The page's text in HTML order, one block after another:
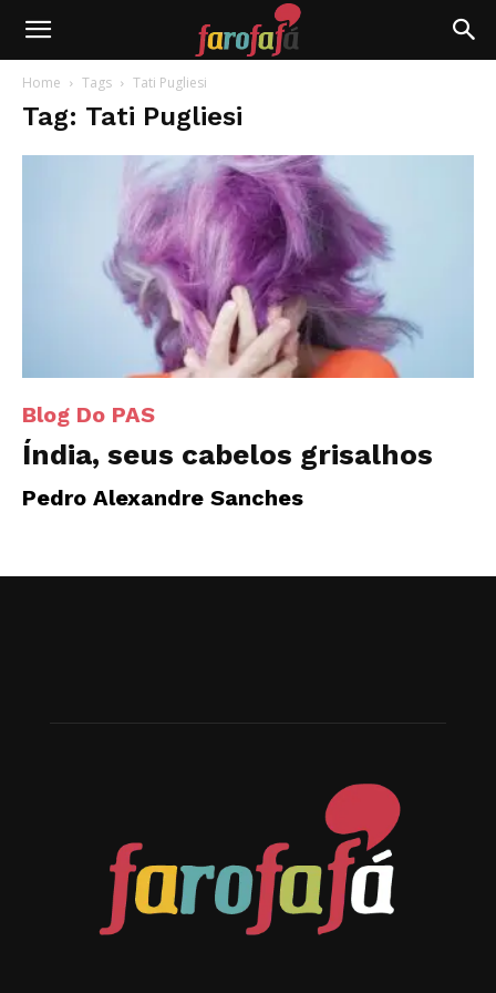
Farofafá
Home Tags Tati Pugliesi
Tag: Tati Pugliesi
Blog Do PAS
Índia, seus cabelos grisalhos
Pedro Alexandre Sanches